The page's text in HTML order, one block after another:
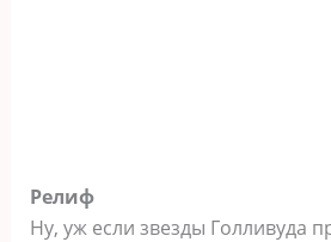
Релиф
Ну, уж если звезды Голливуда